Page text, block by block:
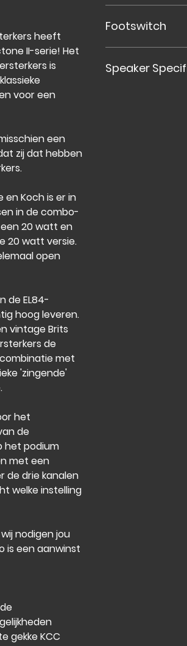
heeft
II-serie! Het
is
voor een
een
zij dat hebben
en Koch is er in
in de combo-
20 watt en
20 watt versie.
open
de EL84-
hoog leveren.
vintage Brits
de
met
'zingende'
het
de
het podium
met een
de drie kanalen
welke instelling
nodigen jou
is een aanwinst
gekke KCC
Footswitch
(clean,
Speaker